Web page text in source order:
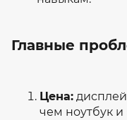
Главные
Цена:
чем ноутбук